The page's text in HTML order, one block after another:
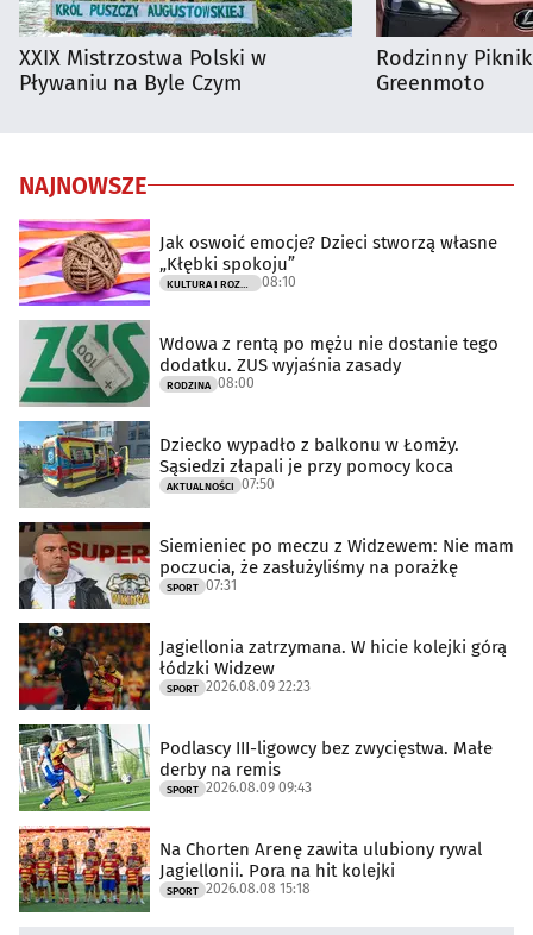
XXIX Mistrzostwa Polski w
Pływaniu na Byle Czym
Rodzinny
Greenmoto
NAJNOWSZE
Jak oswoić emocje? Dzieci stworzą własne
„Kłębki spokoju”
KULTURA I ROZRYWKA 08:10
Wdowa z rentą po mężu nie dostanie tego
dodatku. ZUS wyjaśnia zasady
RODZINA 08:00
Dziecko wypadło z balkonu w Łomży.
Sąsiedzi złapali je przy pomocy koca
AKTUALNOŚCI 07:50
Siemieniec po meczu z Widzewem: Nie mam
poczucia, że zasłużyliśmy na porażkę
SPORT 07:31
Jagiellonia zatrzymana. W hicie kolejki górą
łódzki Widzew
SPORT 2026.08.09 22:23
Podlascy III-ligowcy bez zwycięstwa. Małe
derby na remis
SPORT 2026.08.09 09:43
Na Chorten Arenę zawita ulubiony rywal
Jagiellonii. Pora na hit kolejki
SPORT 2026.08.08 15:18